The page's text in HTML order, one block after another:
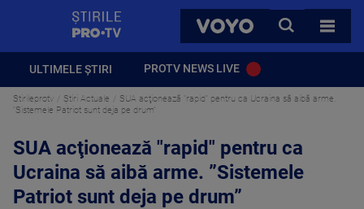
VOYO
CAUTA
TOATE
ULTIMELE ȘTIRI PROTV NEWS LIVE
Stirileprotv Știri Actuale
SUA acţionează "rapid" pentru ca Ucraina să aibă arme.
”Sistemele Patriot sunt deja pe drum”
SUA acţionează "rapid" pentru ca
Ucraina să aibă arme. ”Sistemele
Patriot sunt deja pe drum”